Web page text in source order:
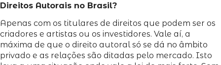
Direitos Autorais no Brasil?
Apenas com os titulares de direitos que podem ser os
criadores e artistas ou os investidores. Vale aí, a
máxima de que o direito autoral só se dá no âmbito
privado e as relações são ditadas pelo mercado. Isto